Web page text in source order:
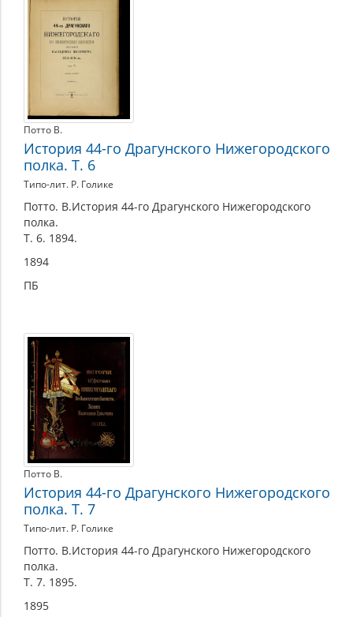
Потто В.
История 44-го Драгунского Нижегородского
полка. Т. 6
Типо-лит. Р. Голике
Потто. В.История 44-го Драгунского Нижегородского
полка.
Т. 6. 1894.
1894
ПБ
Потто В.
История 44-го Драгунского Нижегородского
полка. Т. 7
Типо-лит. Р. Голике
Потто. В.История 44-го Драгунского Нижегородского
полка.
Т. 7. 1895.
1895